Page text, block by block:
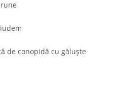
de conopidă cu găluşte